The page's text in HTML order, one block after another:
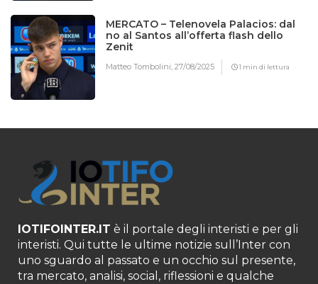
MERCATO – Telenovela Palacios: dal
no al Santos all’offerta flash dello
Zenit
Matteo Tombolini,27/08/2025 1 min di lettura
IOTIFOINTER.IT è il portale degli interisti e per gli
interisti. Qui tutte le ultime notizie sull’Inter con
uno sguardo al passato e un occhio sul presente,
tra mercato, analisi, social, riflessioni e qualche